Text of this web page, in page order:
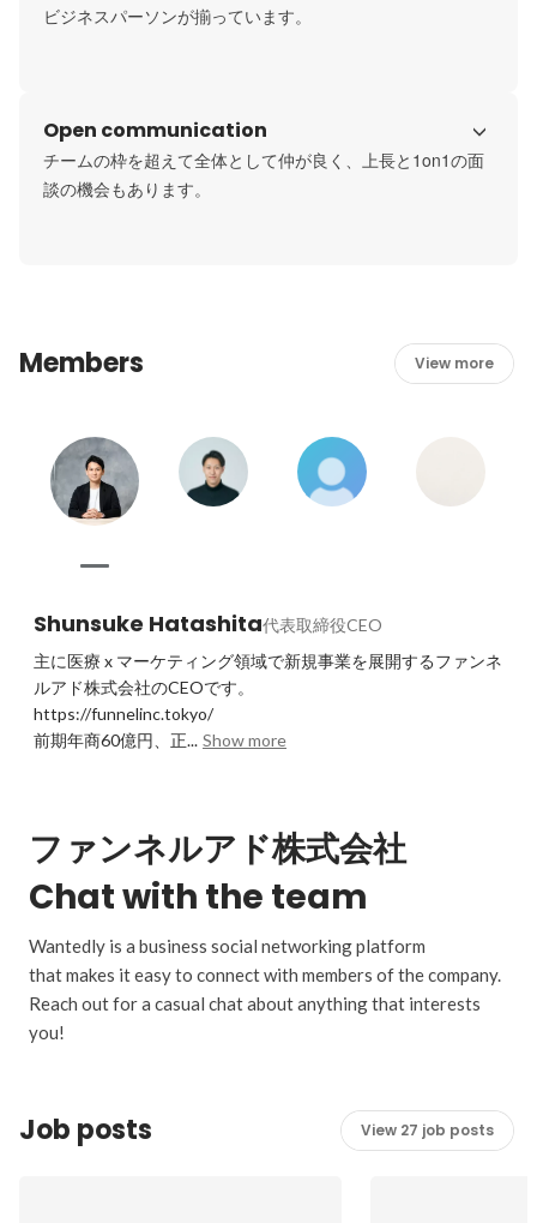
ビジネスパーソンが揃っています。
Open communication
チームの枠を超えて全体として仲が良く、上長と1on1の面
談の機会もあります。
Members View more
Shunsuke Hatashita代表取締役CEO
主に医療 x マーケティング領域で新規事業を展開するファンネ
ルアド株式会社のCEOです。
https://funnelinc.tokyo/
前期年商60億円、正... Show more
ファンネルアド株式会社
Chat with the team
Wantedly is a business social networking platform
that makes it easy to connect with members of the company.
Reach out for a casual chat about anything that interests
you!
Job posts View 27 job posts